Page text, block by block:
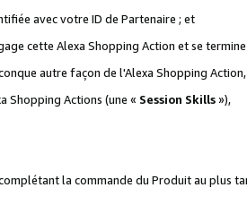
avec votre ID de Partenaire ; et
cette Alexa Shopping Action et se
autre façon de l'Alexa Shopping
Shopping Actions (une « Session Skills»),
la commande du Produit au plus